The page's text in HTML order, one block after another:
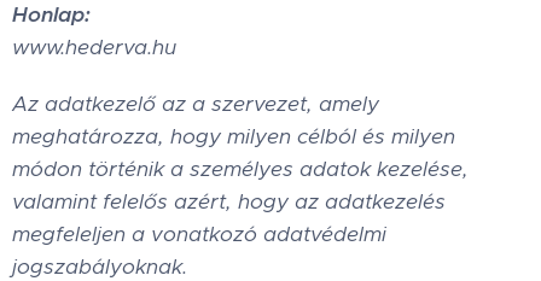
Honlap:
www.hederva.hu
Az adatkezelő az a szervezet, amely
meghatározza, hogy milyen célból és milyen
módon történik a személyes adatok kezelése,
valamint felelős azért, hogy az adatkezelés
megfeleljen a vonatkozó adatvédelmi
jogszabályoknak.